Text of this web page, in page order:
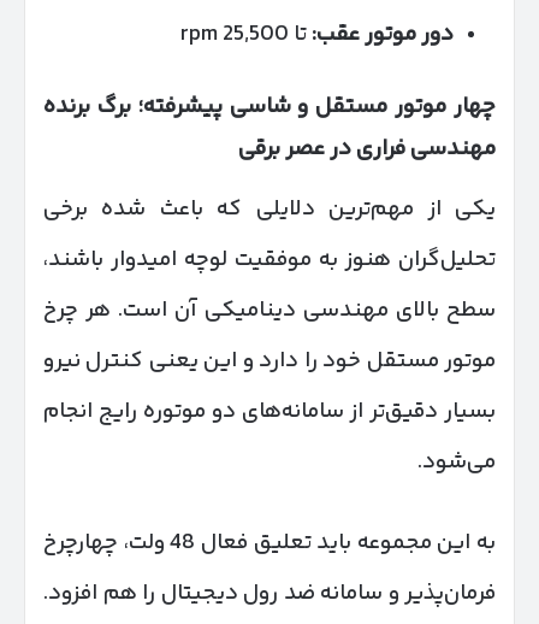
دور موتور عقب:تا 25,500 rpm
چهار موتور مستقل و شاسی پیشرفته؛ برگ برنده
مهندسی فراری در عصر برقی
یکی از مهم‌ترین دلایلی که باعث شده برخی
تحلیل‌گران هنوز به موفقیت لوچه امیدوار باشند،
سطح بالای مهندسی دینامیکی آن است. هر چرخ
موتور مستقل خود را دارد و این یعنی کنترل نیرو
بسیار دقیق‌تر از سامانه‌های دو موتوره رایج انجام
می‌شود.
به این مجموعه باید تعلیق فعال 48 ولت، چهارچرخ
فرمان‌پذیر و سامانه ضد رول دیجیتال را هم افزود.